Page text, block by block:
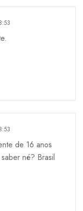
de 16 anos
né? Brasil